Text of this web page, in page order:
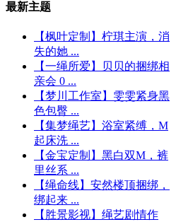
最新主题
【枫叶定制】柠琪主演，消
失的她 ...
【一绳所爱】贝贝的捆绑相
亲会 0 ...
【梦川工作室】雯雯紧身黑
色包臀 ...
【集梦绳艺】浴室紧缚，M
起床洗 ...
【金宝定制】黑白双M，裤
里丝系 ...
【绳命线】安然楼顶捆绑，
绑起来 ...
【胜景影视】绳艺剧情作